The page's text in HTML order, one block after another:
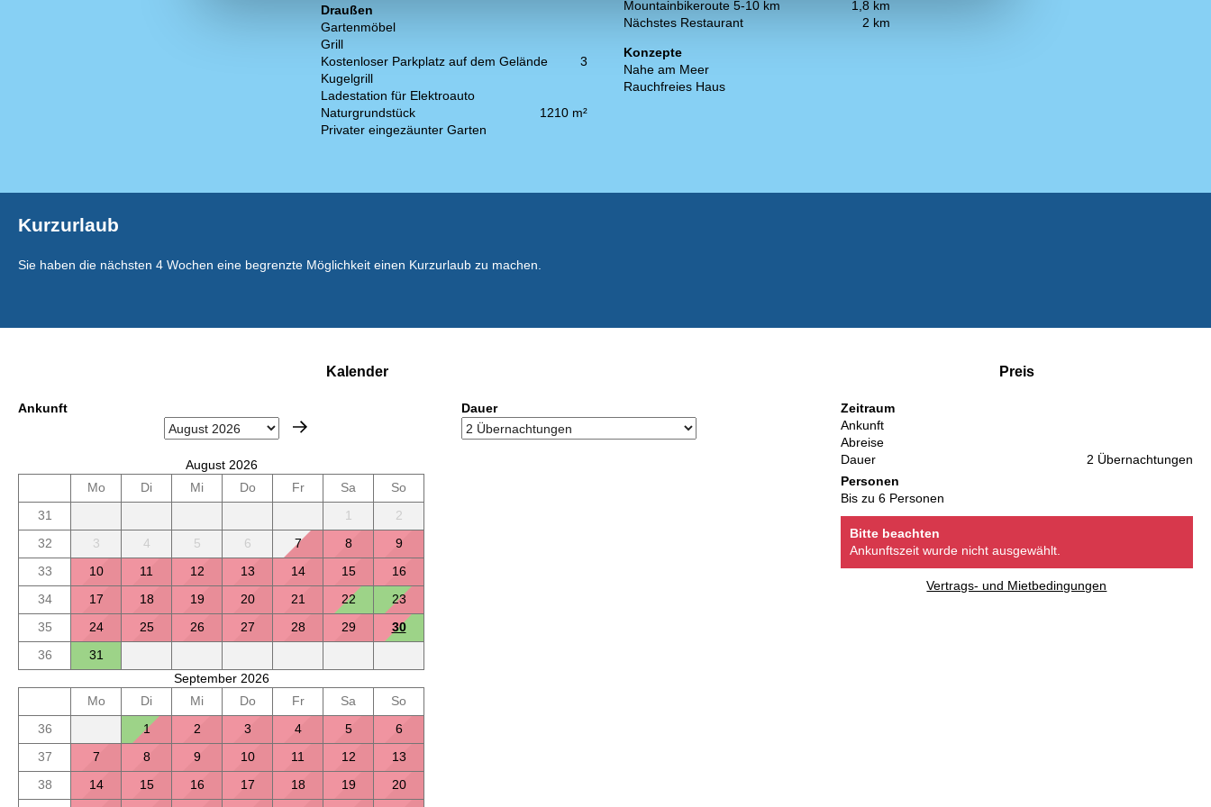
Draußen
Gartenmöbel
Grill
Kostenloser Parkplatz auf dem Gelände
3
Kugelgrill
Ladestation für Elektroauto
Naturgrundstück
1210 m²
Privater eingezäunter Garten
Mountainbikeroute 5-10 km
1,8 km
Nächstes Restaurant
2 km
Konzepte
Nahe am Meer
Rauchfreies Haus
Kurzurlaub
Sie haben die nächsten 4 Wochen eine begrenzte Möglichkeit einen Kurzurlaub zu machen.
Kalender
Ankunft
August 2026
Mo
Di Mi Do Fr Sa
So
31
1
2
32
3 4 5 6 7 8
9
33
10 11 12 13 14 15
16
34
17 18 19 20 21 22
23
35
24 25 26 27 28 29
30
36
31
September 2026
Mo
Di Mi Do Fr Sa
So
36
1 2 3 4 5
6
37
7 8 9 10 11 12
13
38
14 15 16 17 18 19
20
Dauer
Preis
Zeitraum
Ankunft
Abreise
Dauer
2 Übernachtungen
Personen
Bis zu 6 Personen
Bitte beachten
Ankunftszeit wurde nicht ausgewählt.
Vertrags- und Mietbedingungen